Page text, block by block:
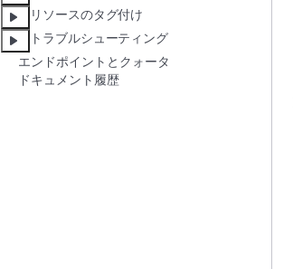
リソースのタグ付け
トラブルシューティング
エンドポイントとクォータ
ドキュメント履歴